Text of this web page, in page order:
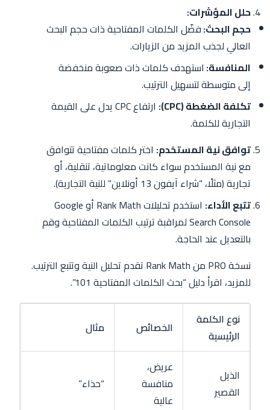
حلل المؤشرات:
حجم البحث:فضّل الكلمات المفتاحية ذات حجم البحث
العالي لجذب المزيد من الزيارات.
المنافسة: استهدف كلمات ذات صعوبة منخفضة
إلى متوسطة لتسهيل الترتيب.
تكلفة الضغطة (CPC):
ارتفاع CPC يدل على القيمة
التجارية للكلمة.
توافق نية المستخدم: اختر كلمات مفتاحية تتوافق
مع نية المستخدم سواء كانت معلوماتية، تنقلية، أو
تجارية (مثلًا، “شراء آيفون 13 أونلاين” للنية التجارية).
تتبع الأداء:
استخدم تحليلات Rank Math أو Google
Search Console لمراقبة ترتيب الكلمات المفتاحية وقم
بالتعديل عند الحاجة.
نسخة PRO من Rank Math تقدم تحليل النية وتتبع الترتيب.
للمزيد، اقرأ دليل “بحث الكلمات المفتاحية 101”.
نوع الكلمة
الرئيسية
الخصائص مثال
الذيل
القصير
عريض،
منافسة
عالية
“حذاء”